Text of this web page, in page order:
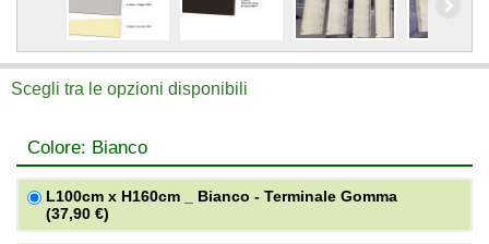
Scegli tra le opzioni disponibili
Colore: Bianco
L100cm x H160cm _ Bianco - Terminale Gomma
(37,90 €)